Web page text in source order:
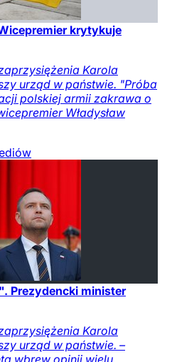
krytykuje
Karola
urząd w państwie. "Próba
polskiej armii zakrawa o
Władysław
Prezydencki minister
Karola
urząd w państwie. –
wbrew opinii wielu